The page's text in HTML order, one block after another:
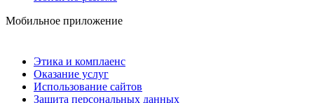
Мобильное приложение
Этика и комплаенс
Оказание услуг
Использование сайтов
Защита персональных данных